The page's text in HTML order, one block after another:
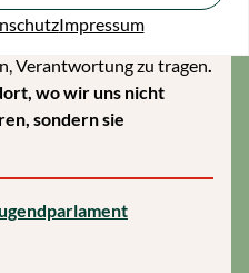
Impressum
und Vereinen ernst
nicht nur zuhören,
Verantwortung zu tragen.
wo wir uns nicht
sondern sie